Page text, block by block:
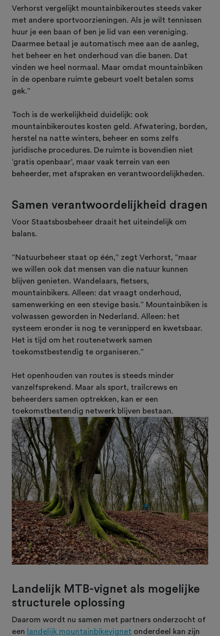
Verhorst vergelijkt mountainbikeroutes steeds vaker
met andere sportvoorzieningen. Als je wilt tennissen
huur je een baan of ben je lid van een vereniging.
Daarmee betaal je automatisch mee aan de aanleg,
het beheer en het onderhoud van die banen. Dat
vinden we heel normaal. Maar omdat mountainbiken
in de openbare ruimte gebeurt voelt betalen soms
gek.”
Toch is de werkelijkheid duidelijk: ook
mountainbikeroutes kosten geld. Afwatering, borden,
herstel na natte winters, beheer en soms zelfs
juridische procedures. De ruimte is bovendien niet
‘gratis openbaar’, maar vaak terrein van een
beheerder, met afspraken en verantwoordelijkheden.
Samen verantwoordelijkheid dragen
Voor Staatsbosbeheer draait het uiteindelijk om
balans.
“Natuurbeheer staat op één,” zegt Verhorst, “maar
we willen ook dat mensen van die natuur kunnen
blijven genieten. Wandelaars, fietsers,
mountainbikers. Alleen: dat vraagt onderhoud,
samenwerking en een stevige basis.” Mountainbiken is
volwassen geworden in Nederland. Alleen: het
systeem eronder is nog te versnipperd en kwetsbaar.
Het is tijd om het routenetwerk samen
toekomstbestendig te organiseren.”
Het openhouden van routes is steeds minder
vanzelfsprekend. Maar als sport, trailcrews en
beheerders samen optrekken, kan er een
toekomstbestendig netwerk blijven bestaan.
Landelijk MTB-vignet als mogelijke
structurele oplossing
Daarom wordt nu samen met partners onderzocht of
een
landelijk mountainbikevignet onderdeel kan zijn